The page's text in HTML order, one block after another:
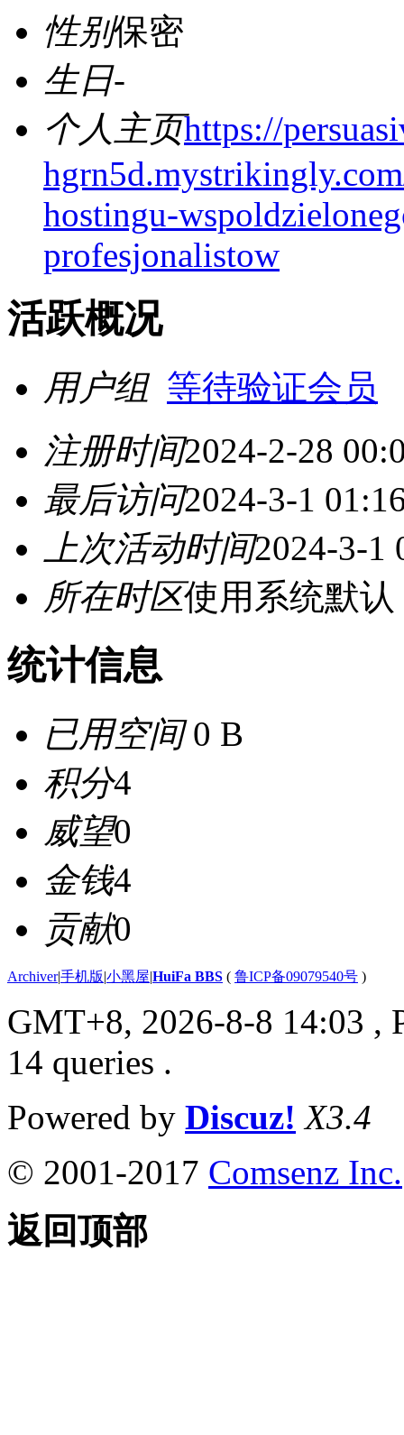
性别保密
生日-
个人主页https://
hostingu-
profesjonalistow
活跃概况
用户组 等待验证会员
注册时间2024-2-28
最后访问2024-3-1
上次活动时间2024-3-1
所在时区使用系统默认
统计信息
已用空间0 B
积分4
威望0
金钱4
贡献0
Archiver|手机版|小黑屋|HuiFa BBS ( 鲁ICP备09079540号 )
GMT+8, 2026-8-8 14:03 ,
14 queries .
Powered by Discuz! X3.4
© 2001-2017 Comsenz Inc.
返回顶部